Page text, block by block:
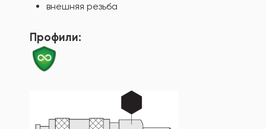
внешняя резьба
Профили: